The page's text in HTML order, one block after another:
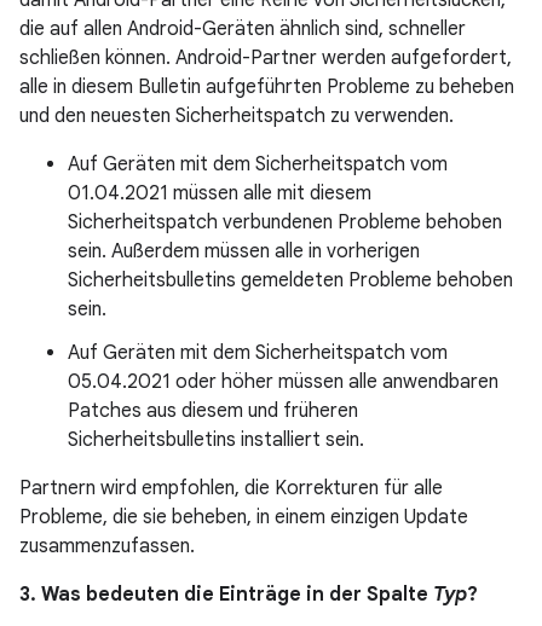
die auf allen Android-Geräten ähnlich sind, schneller
schließen können. Android-Partner werden aufgefordert,
alle in diesem Bulletin aufgeführten Probleme zu beheben
und den neuesten Sicherheitspatch zu verwenden.
Auf Geräten mit dem Sicherheitspatch vom
01.04.2021 müssen alle mit diesem
Sicherheitspatch verbundenen Probleme behoben
sein. Außerdem müssen alle in vorherigen
Sicherheitsbulletins gemeldeten Probleme behoben
sein.
Auf Geräten mit dem Sicherheitspatch vom
05.04.2021 oder höher müssen alle anwendbaren
Patches aus diesem und früheren
Sicherheitsbulletins installiert sein.
Partnern wird empfohlen, die Korrekturen für alle
Probleme, die sie beheben, in einem einzigen Update
zusammenzufassen.
3. Was bedeuten die Einträge in der Spalte Typ?